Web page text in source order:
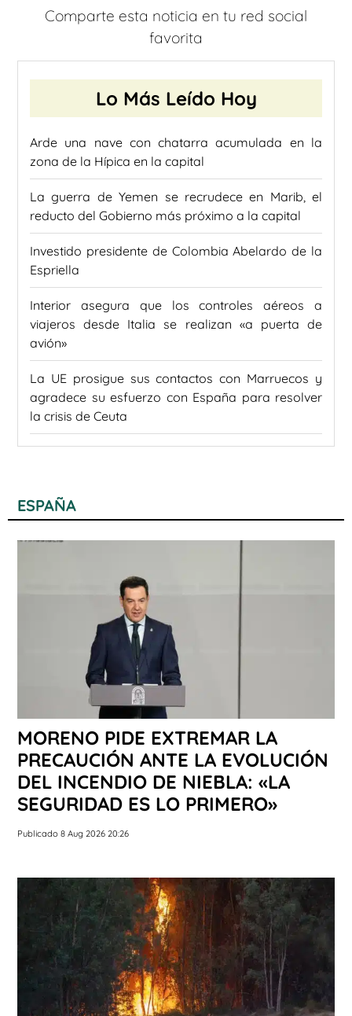
Comparte esta noticia en tu red social
favorita
Lo Más Leído Hoy
Arde una nave con chatarra acumulada en la
zona de la Hípica en la capital
La guerra de Yemen se recrudece en Marib, el
reducto del Gobierno más próximo a la capital
Investido presidente de Colombia Abelardo de la
Espriella
Interior asegura que los controles aéreos a
viajeros desde Italia se realizan «a puerta de
avión»
La UE prosigue sus contactos con Marruecos y
agradece su esfuerzo con España para resolver
la crisis de Ceuta
ESPAÑA
MORENO PIDE EXTREMAR LA
PRECAUCIÓN ANTE LA EVOLUCIÓN
DEL INCENDIO DE NIEBLA: «LA
SEGURIDAD ES LO PRIMERO»
Publicado 8 Aug 2026 20:26